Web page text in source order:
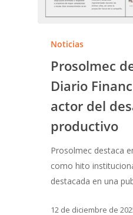
Noticias
Prosolmec
Diario
actor del
productivo
Prosolmec destaca
como hito
destacada en una
12 de diciembre de